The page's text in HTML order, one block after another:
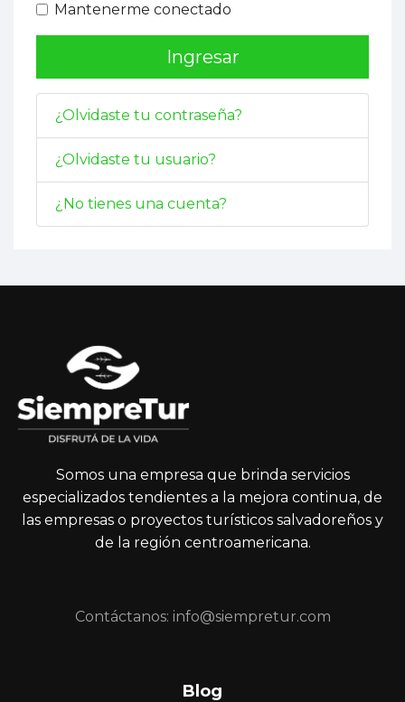
Mantenerme conectado
Ingresar
¿Olvidaste tu contraseña?
¿Olvidaste tu usuario?
¿No tienes una cuenta?
Somos una empresa que brinda servicios
especializados tendientes a la mejora continua, de
las empresas o proyectos turísticos salvadoreños y
de la región centroamericana.
Contáctanos: info@siempretur.com
Blog